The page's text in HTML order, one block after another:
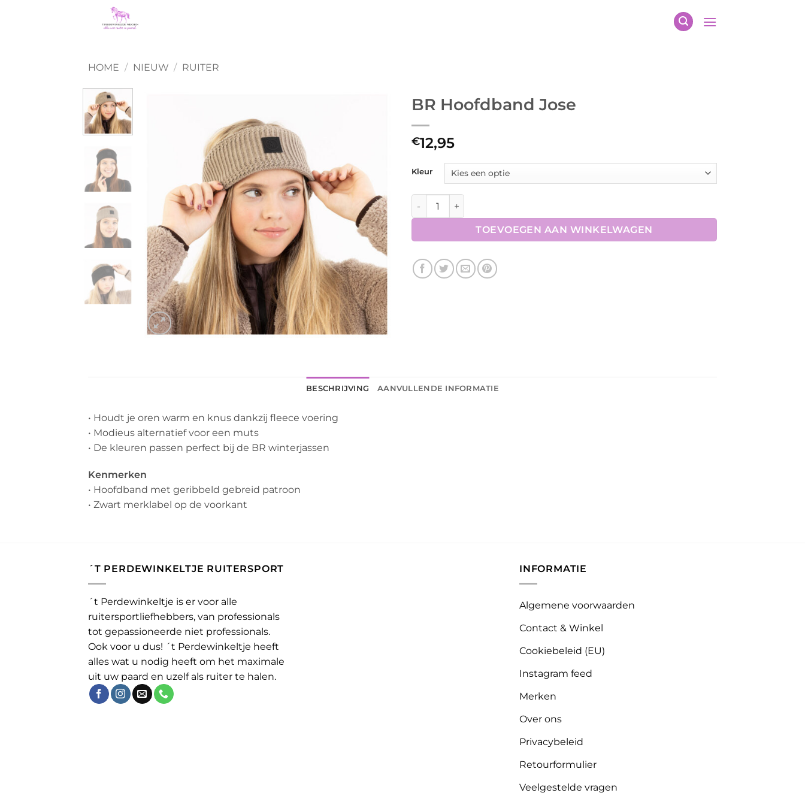
HOME / NIEUW / RUITER
BR Hoofdband Jose
€12,95
Kleur
BR Hoofdband Jose aantal
TOEVOEGEN AAN WINKELWAGEN
BESCHRIJVING AANVULLENDE INFORMATIE
• Houdt je oren warm en knus dankzij fleece voering
• Modieus alternatief voor een muts
• De kleuren passen perfect bij de BR winterjassen
Kenmerken
• Hoofdband met geribbeld gebreid patroon
• Zwart merklabel op de voorkant
´T PERDEWINKELTJE RUITERSPORT
´t Perdewinkeltje is er voor alle
ruitersportliefhebbers, van professionals
tot gepassioneerde niet professionals.
Ook voor u dus! ´t Perdewinkeltje heeft
alles wat u nodig heeft om het maximale
uit uw paard en uzelf als ruiter te halen.
INFORMATIE
Algemene voorwaarden
Contact & Winkel
Cookiebeleid (EU)
Instagram feed
Merken
Over ons
Privacybeleid
Retourformulier
Veelgestelde vragen